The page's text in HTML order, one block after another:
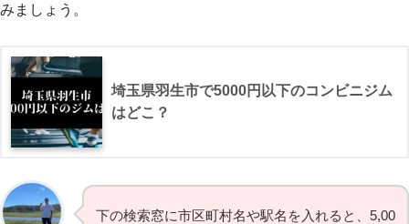
みましょう。
埼玉県羽生市で5000円以下のコンビニジム
はどこ？
下の検索窓に市区町村名や駅名を入れると、5,00